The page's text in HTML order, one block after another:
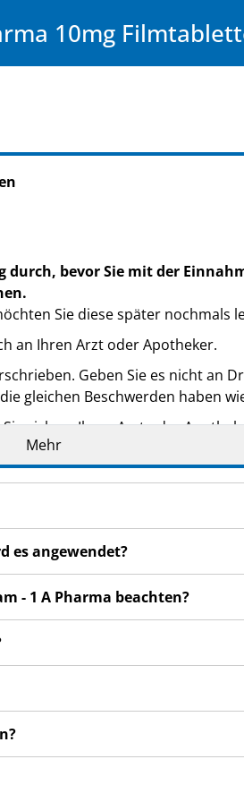
10mg
durch, bevor Sie mit der
Sie diese später nochmals
an Ihren Arzt oder Apotheker.
Geben Sie es nicht an
gleichen Beschwerden haben
sich an Ihren Arzt oder
angegeben sind. Siehe
Mehr
es angewendet?
- 1 A Pharma beachten?